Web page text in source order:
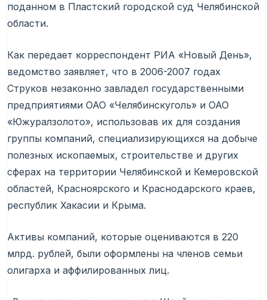
поданном в Пластский городской суд Челябинской
области.
Как передает корреспондент РИА «Новый День»,
ведомство заявляет, что в 2006-2007 годах
Струков незаконно завладел государственными
предприятиями ОАО «Челябинскуголь» и ОАО
«Южуралзолото», использовав их для создания
группы компаний, специализирующихся на добыче
полезных ископаемых, строительстве и других
сферах на территории Челябинской и Кемеровской
областей, Красноярского и Краснодарского краев,
республик Хакасии и Крыма.
Активы компаний, которые оцениваются в 220
млрд. рублей, были оформлены на членов семьи
олигарха и аффилированных лиц.